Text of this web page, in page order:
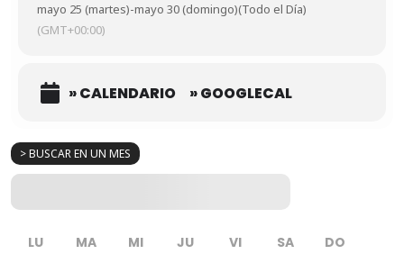
> BUSCAR EN UN MES
LU MA MI JU VI SA DO
mayo 25 (martes)-mayo 30 (domingo)(Todo el Día)
(GMT+00:00)
» CALENDARIO » GOOGLECAL